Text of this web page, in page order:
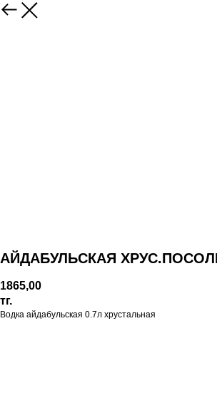
АЙДАБУЛЬСКАЯ
1865,00
тг.
Водка айдабульская 0.7л хрустальная